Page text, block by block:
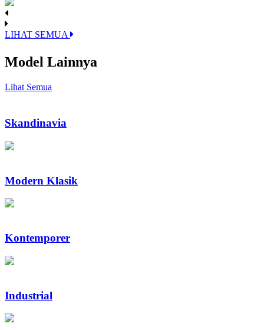
LIHAT SEMUA
Model Lainnya
Lihat Semua
Skandinavia
Modern Klasik
Kontemporer
Industrial